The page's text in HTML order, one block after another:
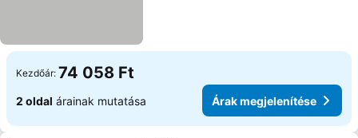
Kezdőár: 74 058 Ft
2 oldal árainak mutatása Árak megjelenítése